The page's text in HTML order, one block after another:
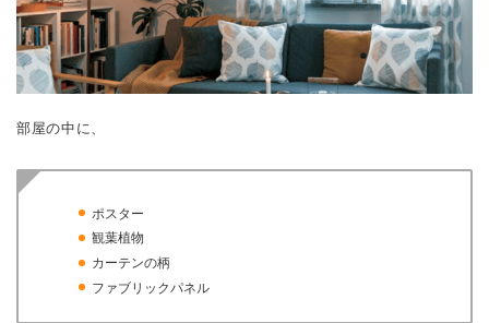
部屋の中に、
ポスター
観葉植物
カーテンの柄
ファブリックパネル